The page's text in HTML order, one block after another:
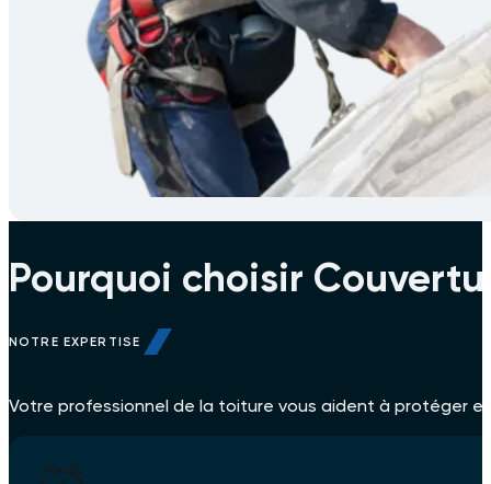
Pourquoi choisir
NOTRE EXPERTISE
Votre professionnel de la toiture vous aident à protéger